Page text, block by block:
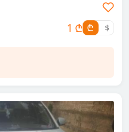
1 ₾ ₾ $